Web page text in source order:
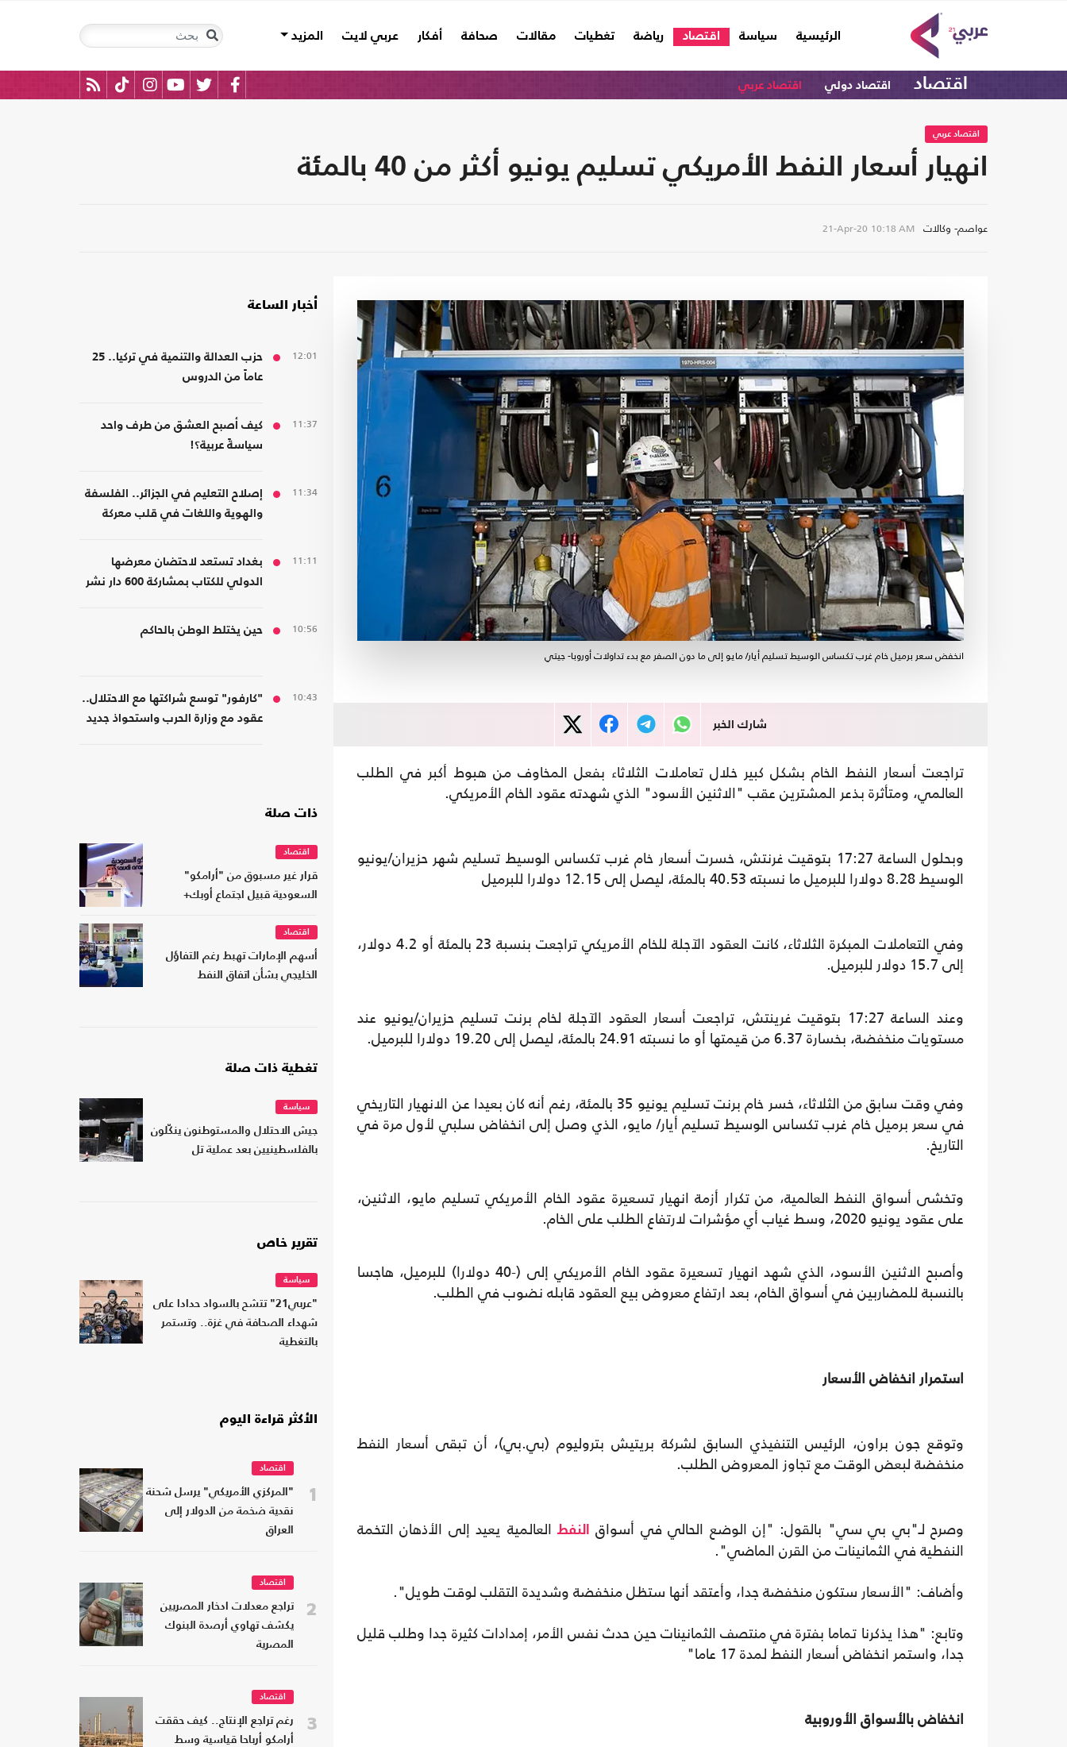
الرئيسية
(current) سياسة اقتصاد رياضة تغطيات مقالات صحافة أفكار عربي لايت المزيد
اقتصاد اقتصاد دولي اقتصاد عربي
اقتصاد عربي
انهيار أسعار النفط الأمريكي تسليم يونيو أكثر من 40 بالمئة
عواصم- وكالات 21-Apr-20 10:18 AM
انخفض سعر برميل خام غرب تكساس الوسيط تسليم أيار/ مايو إلى ما دون الصفر مع بدء تداولات أوروبا- جيتي
شارك الخبر
تراجعت أسعار النفط الخام بشكل كبير خلال تعاملات الثلاثاء بفعل المخاوف من هبوط أكبر في الطلب
العالمي، ومتأثرة بذعر المشترين عقب "الاثنين الأسود" الذي شهدته عقود الخام الأمريكي.
وبحلول الساعة 17:27 بتوقيت غرنتش، خسرت أسعار خام غرب تكساس الوسيط تسليم شهر حزيران/يونيو
الوسيط 8.28 دولارا للبرميل ما نسبته 40.53 بالمئة، ليصل إلى 12.15 دولارا للبرميل
وفي التعاملات المبكرة الثلاثاء، كانت العقود الآجلة للخام الأمريكي تراجعت بنسبة 23 بالمئة أو 4.2 دولار،
إلى 15.7 دولار للبرميل.
وعند الساعة 17:27 بتوقيت غرينتش، تراجعت أسعار العقود الآجلة لخام برنت تسليم حزيران/يونيو عند
مستويات منخفضة، بخسارة 6.37 من قيمتها أو ما نسبته 24.91 بالمئة، ليصل إلى 19.20 دولارا للبرميل.
وفي وقت سابق من الثلاثاء، خسر خام برنت تسليم يونيو 35 بالمئة، رغم أنه كان بعيدا عن الانهيار التاريخي
في سعر برميل خام غرب تكساس الوسيط تسليم أيار/ مايو، الذي وصل إلى انخفاض سلبي لأول مرة في
التاريخ.
وتخشى أسواق النفط العالمية، من تكرار أزمة انهيار تسعيرة عقود الخام الأمريكي تسليم مايو، الاثنين،
على عقود يونيو 2020، وسط غياب أي مؤشرات لارتفاع الطلب على الخام.
وأصبح الاثنين الأسود، الذي شهد انهيار تسعيرة عقود الخام الأمريكي إلى (-40 دولارا) للبرميل، هاجسا
بالنسبة للمضاربين في أسواق الخام، بعد ارتفاع معروض بيع العقود قابله نضوب في الطلب.
استمرار انخفاض الأسعار
وتوقع جون براون، الرئيس التنفيذي السابق لشركة بريتيش بتروليوم (بي.بي)، أن تبقى أسعار النفط
منخفضة لبعض الوقت مع تجاوز المعروض الطلب.
وصرح لـ"بي بي سي" بالقول: "إن الوضع الحالي في أسواق النفط العالمية يعيد إلى الأذهان التخمة
النفطية في الثمانينات من القرن الماضي".
وأضاف: "الأسعار ستكون منخفضة جدا، وأعتقد أنها ستظل منخفضة وشديدة التقلب لوقت طويل".
وتابع: "هذا يذكرنا تماما بفترة في منتصف الثمانينات حين حدث نفس الأمر، إمدادات كثيرة جدا وطلب قليل
جدا، واستمر انخفاض أسعار النفط لمدة 17 عاما"
انخفاض بالأسواق الأوروبية
أخبار الساعة
12:01
حزب العدالة والتنمية في تركيا.. 25
عاماً من الدروس
11:37
كيف أصبح العشق من طرف واحد
سياسةً عربية؟!
11:34
إصلاح التعليم في الجزائر.. الفلسفة
والهوية واللغات في قلب معركة
11:11
بغداد تستعد لاحتضان معرضها
الدولي للكتاب بمشاركة 600 دار نشر
10:56 حين يختلط الوطن بالحاكم
10:43
"كارفور" توسع شراكتها مع الاحتلال..
عقود مع وزارة الحرب واستحواذ جديد
ذات صلة
اقتصاد
قرار غير مسبوق من "أرامكو"
السعودية قبيل اجتماع أوبك+
اقتصاد
أسهم الإمارات تهبط رغم التفاؤل
الخليجي بشأن اتفاق النفط
تغطية ذات صلة
سياسة
جيش الاحتلال والمستوطنون ينكّلون
بالفلسطينيين بعد عملية تل
تقرير خاص
سياسة
"عربي21" تتشح بالسواد حدادا على
شهداء الصحافة في غزة.. وتستمر
بالتغطية
الأكثر قراءة اليوم
1
اقتصاد
"المركزي الأمريكي" يرسل شحنة
نقدية ضخمة من الدولار إلى
العراق
2
اقتصاد
تراجع معدلات ادخار المصريين
يكشف تهاوي أرصدة البنوك
المصرية
3
اقتصاد
رغم تراجع الإنتاج.. كيف حققت
أرامكو أرباحا قياسية وسط